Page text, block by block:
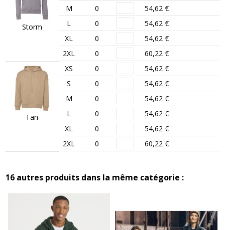
Storm
M
0
54,62 €
L
0
54,62 €
XL
0
54,62 €
2XL
0 60,22 €
Tan
XS 0
54,62 €
S
0
54,62 €
M
0
54,62 €
L
0
54,62 €
XL
0
54,62 €
2XL
0 60,22 €
16 autres produits dans la même catégorie :